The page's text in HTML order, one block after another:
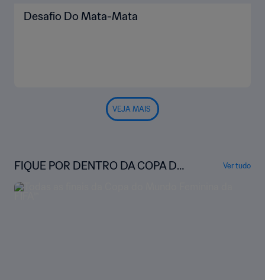
Desafio Do Mata-Mata
VEJA MAIS
FIQUE POR DENTRO DA COPA DO
MUNDO FEMININA DA FIFA™
Ver tudo